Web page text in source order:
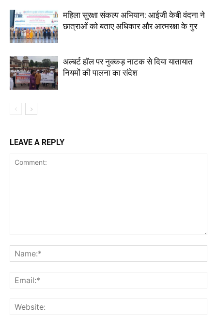
महिला सुरक्षा संकल्प अभियान: आईजी केबी वंदना ने
छात्राओं को बताए अधिकार और आत्मरक्षा के गुर
अल्बर्ट हॉल पर नुक्कड़ नाटक से दिया यातायात
नियमों की पालना का संदेश
LEAVE A REPLY